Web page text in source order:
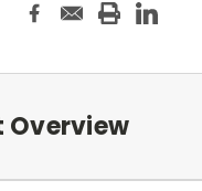
Overview